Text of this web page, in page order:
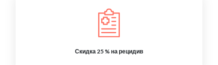
Скидка 25 % на рецидив